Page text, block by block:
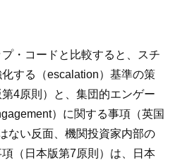
・コードと比較すると、スチ
する（escalation）基準の策
4原則）と、集団的エンゲー
）に関する事項（英国
ない反面、機関投資家内部の
（日本版第7原則）は、日本